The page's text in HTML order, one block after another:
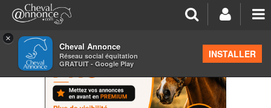
×
Cheval Annonce
Réseau social équitation
GRATUIT - Google Play
INSTALLER